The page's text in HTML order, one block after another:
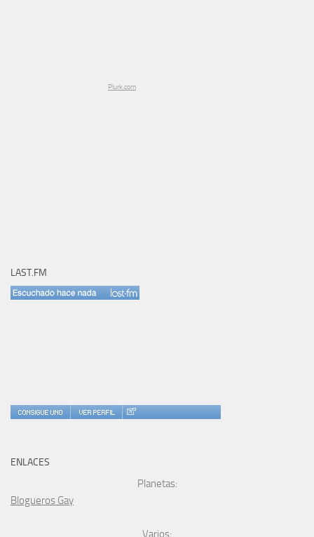
Plurk.com
LAST.FM
ENLACES
Planetas:
Blogueros Gay
Varios: